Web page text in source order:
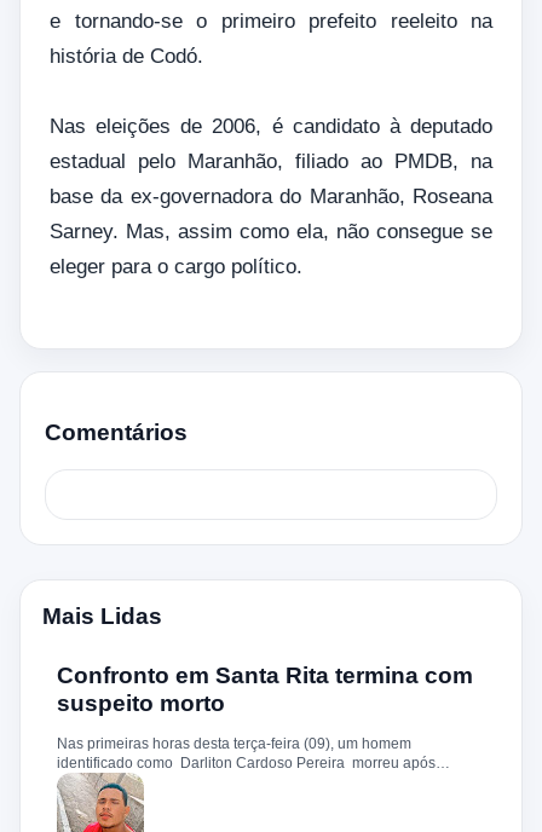
e tornando-se o primeiro prefeito reeleito na
história de Codó.
Nas eleições de 2006, é candidato à deputado
estadual pelo Maranhão, filiado ao PMDB, na
base da ex-governadora do Maranhão, Roseana
Sarney. Mas, assim como ela, não consegue se
eleger para o cargo político.
Comentários
Mais Lidas
Confronto em Santa Rita termina com
suspeito morto
Nas primeiras horas desta terça-feira (09), um homem
identificado como Darliton Cardoso Pereira morreu após
confronto com a Polícia Militar no povoado Timbotiba, zona rural
de Santa Rita. De acordo com a PM, os policiais estavam
cumprindo um mandado de prisão contra Darliton, apontado